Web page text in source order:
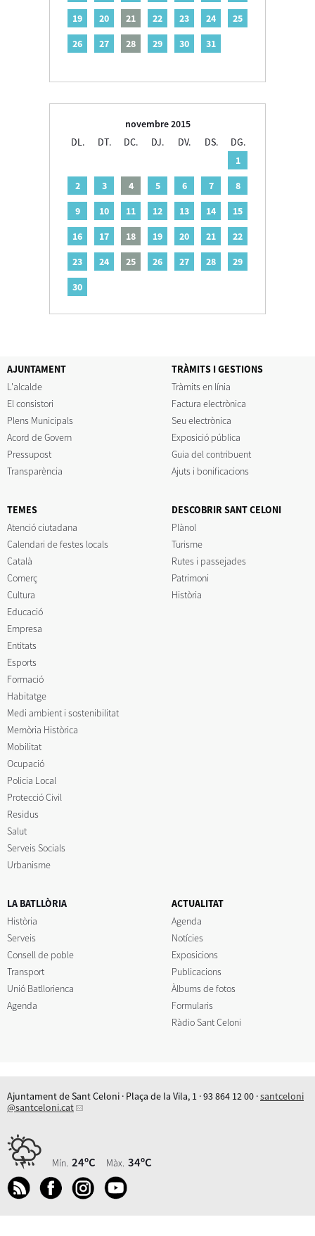
19
20 21 22 23 24
25
26
27 28 29 30 31
novembre 2015
DL.
DT. DC. DJ. DV. DS.
DG.
1
2
3 4 5 6 7
8
9
10 11 12 13 14
15
16
17 18 19 20 21
22
23
24 25 26 27 28
29
30
AJUNTAMENT
L'alcalde
El consistori
Plens Municipals
Acord de Govern
Pressupost
Transparència
TRÀMITS I GESTIONS
Tràmits en línia
Factura electrònica
Seu electrònica
Exposició pública
Guia del contribuent
Ajuts i bonificacions
TEMES
Atenció ciutadana
Calendari de festes locals
Català
Comerç
Cultura
Educació
Empresa
Entitats
Esports
Formació
Habitatge
Medi ambient i sostenibilitat
Memòria Històrica
Mobilitat
Ocupació
Policia Local
Protecció Civil
Residus
Salut
Serveis Socials
Urbanisme
DESCOBRIR SANT CELONI
Plànol
Turisme
Rutes i passejades
Patrimoni
Història
LA BATLLÒRIA
Història
Serveis
Consell de poble
Transport
Unió Batllorienca
Agenda
ACTUALITAT
Agenda
Notícies
Exposicions
Publicacions
Àlbums de fotos
Formularis
Ràdio Sant Celoni
Ajuntament de Sant Celoni · Plaça de la Vila, 1 · 93 864 12 00 ·santceloni
@santceloni.cat
Mín. 24ºC Màx. 34ºC